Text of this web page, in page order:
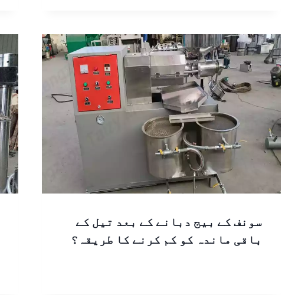
سونف کے بیج دبانے کے بعد تیل کے
باقی ماندہ کو کم کرنے کا طریقہ؟